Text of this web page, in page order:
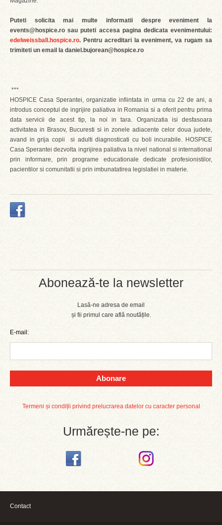
Abonează-te la newsletter
Lasă-ne adresa de email
și fii primul care află noutățile.
E-mail:
Abonare
Termeni și condiții privind prelucrarea datelor cu caracter personal
Urmărește-ne pe:
Puteti solicita mai multe informatii despre eveniment la
events@hospice.ro sau puteti accesa pagina dedicata evenimentului:
edelweissball.hospice.ro. Pentru acreditari la eveniment, va rugam sa
trimiteti un email la daniel.bujorean@hospice.ro
***
HOSPICE Casa Sperantei, organizatie infiintata in urma cu 22 de ani, a
introdus conceptul de ingrijire paliativa in Romania si a oferit pentru prima
data servicii de acest tip, la noi in tara. Organizatia isi desfasoara
activitatea in Brasov, Bucuresti si in zonele adiacente celor doua judete,
avand in grija copii si adulti diagnosticati cu boli incurabile. HOSPICE
Casa Sperantei dezvolta ingrijirea paliativa la nivel national si international
prin informare, prin programe educationale dedicate profesionistilor,
pacientilor si comunitatii si prin imbunatatirea legislatiei in materie.
Contact